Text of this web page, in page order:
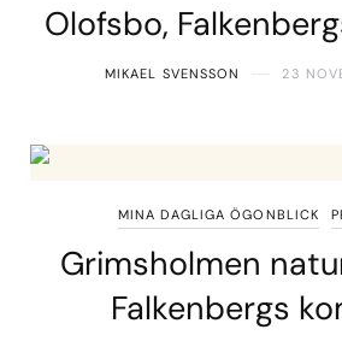
Olofsbo,
MIKAEL SVENSSON 23
MINA DAGLIGA ÖGONBLICK
Grimsholmen
Falkenbergs